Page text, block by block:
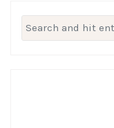
Search
for: